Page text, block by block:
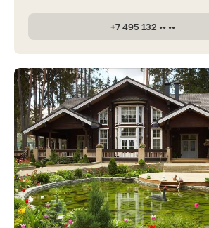
+7 495 132 •• ••